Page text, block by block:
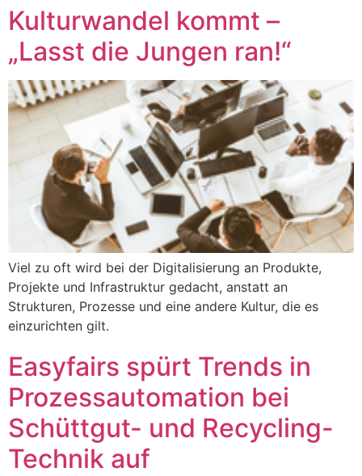
Kulturwandel kommt –
„Lasst die Jungen ran!“
Viel zu oft wird bei der Digitalisierung an Produkte,
Projekte und Infrastruktur gedacht, anstatt an
Strukturen, Prozesse und eine andere Kultur, die es
einzurichten gilt.
Easyfairs spürt Trends in
Prozessautomation bei
Schüttgut- und Recycling-
Technik auf